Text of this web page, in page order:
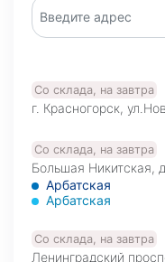
Со склада, на завтра
г. Красногорск,
Со склада, на завтра
Большая Никитская,
Арбатская
Арбатская
Со склада, на завтра
Ленинградский